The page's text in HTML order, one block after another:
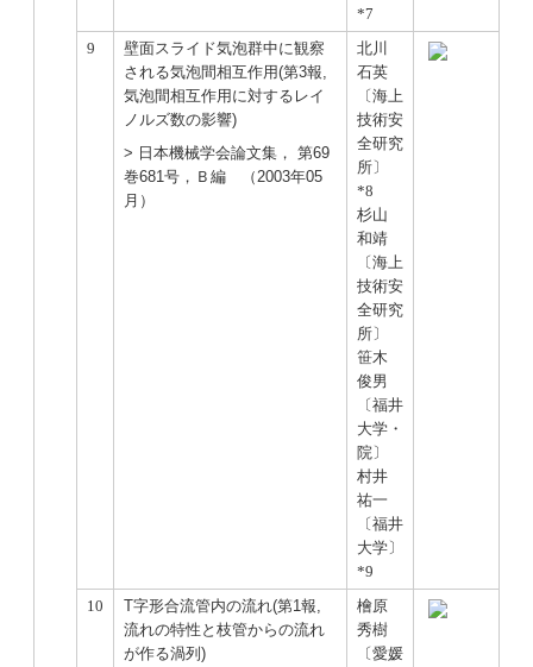
*7
9
壁面スライド気泡群中に観察
される気泡間相互作用(第3報,
気泡間相互作用に対するレイ
ノルズ数の影響)
> 日本機械学会論文集， 第69
巻681号，Ｂ編 （2003年05
月）
北川
石英
〔海上
技術安
全研究
所〕
*8
杉山
和靖
〔海上
技術安
全研究
所〕
笹木
俊男
〔福井
大学・
院〕
村井
祐一
〔福井
大学〕
*9
10
T字形合流管内の流れ(第1報,
流れの特性と枝管からの流れ
が作る渦列)
檜原
秀樹
〔愛媛